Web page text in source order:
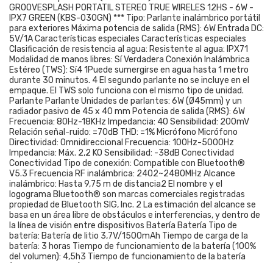
GROOVESPLASH PORTATIL STEREO TRUE WIRELES 12HS - 6W -
IPX7 GREEN (KBS-030GN) *** Tipo: Parlante inalámbrico portátil
para exteriores Máxima potencia de salida (RMS): 6W Entrada DC:
5V/1A Características especiales Características especiales
Clasificación de resistencia al agua: Resistente al agua: IPX71
Modalidad de manos libres: Sí Verdadera Conexión Inalámbrica
Estéreo (TWS): Sí4 1Puede sumergirse en agua hasta 1 metro
durante 30 minutos. 4 El segundo parlante no se incluye en el
empaque. El TWS solo funciona con el mismo tipo de unidad.
Parlante Parlante Unidades de parlantes: 6W (Ø45mm) y un
radiador pasivo de 45 x 40 mm Potencia de salida (RMS): 6W
Frecuencia: 80Hz-18KHz Impedancia: 4O Sensibilidad: 200mV
Relación señal-ruido: =70dB THD: =1% Micrófono Micrófono
Directividad: Omnidireccional Frecuencia: 100Hz-5000Hz
Impedancia: Máx. 2,2 KO Sensibilidad: -38dB Conectividad
Conectividad Tipo de conexión: Compatible con Bluetooth®
V5.3 Frecuencia RF inalámbrica: 2402~2480MHz Alcance
inalámbrico: Hasta 9,75 m de distancia2 El nombre y el
logograma Bluetooth® son marcas comerciales registradas
propiedad de Bluetooth SIG, Inc. 2 La estimación del alcance se
basa en un área libre de obstáculos e interferencias, y dentro de
la línea de visión entre dispositivos Batería Batería Tipo de
batería: Batería de litio 3,7V/1500mAh Tiempo de carga de la
batería: 3 horas Tiempo de funcionamiento de la batería (100%
del volumen): 4,5h3 Tiempo de funcionamiento de la batería